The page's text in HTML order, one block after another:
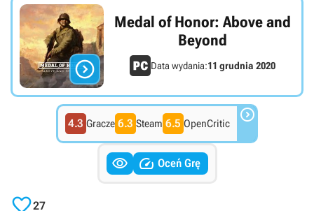

Medal of Honor: Above and
Beyond
Data wydania:11 grudnia 2020
4.3 Gracze 6.3 Steam 6.5 OpenCritic 
  Oceń Grę
27